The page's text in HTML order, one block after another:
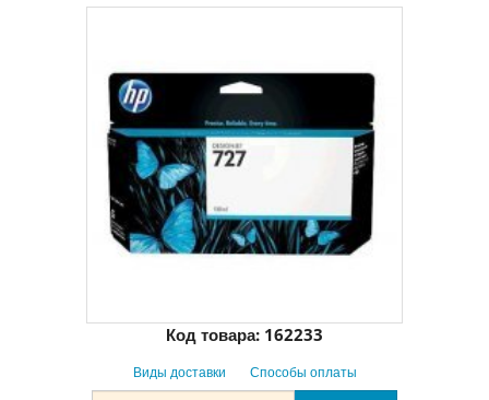
Код товара: 162233
Виды доставки Способы оплаты